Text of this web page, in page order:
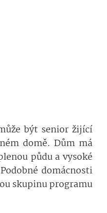
být senior žijící
domě. Dům má
půdu a vysoké
domácnosti
skupinu programu